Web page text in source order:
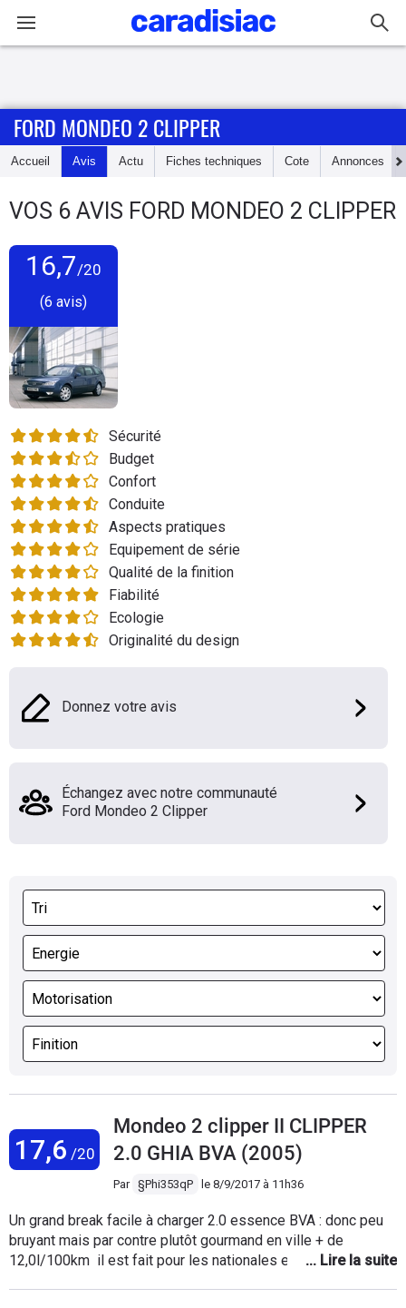
Accueil
Essais
Guide
Electriques
Utilitaires
Flottes
Auto
Services
Forum
Moto
Marques
FORD MONDEO 2 CLIPPER
Accueil Avis Actu Fiches techniques Cote Annonces
VOS 6 AVIS FORD MONDEO 2 CLIPPER
16,7/20
(6 avis)
Sécurité
Budget
Confort
Conduite
Aspects pratiques
Equipement de série
Qualité de la finition
Fiabilité
Ecologie
Originalité du design
Donnez votre avis
Échangez avec notre communauté
Ford Mondeo 2 Clipper
17,6 /20
Mondeo 2 clipper II CLIPPER
2.0 GHIA BVA (2005)
Par §Phi353qP le 8/9/2017 à 11h36
Un grand break facile à charger 2.0 essence BVA : donc peu
bruyant mais par contre plutôt gourmand en ville + de
12,0l/100km il est fait pour les nationales et autoroutes